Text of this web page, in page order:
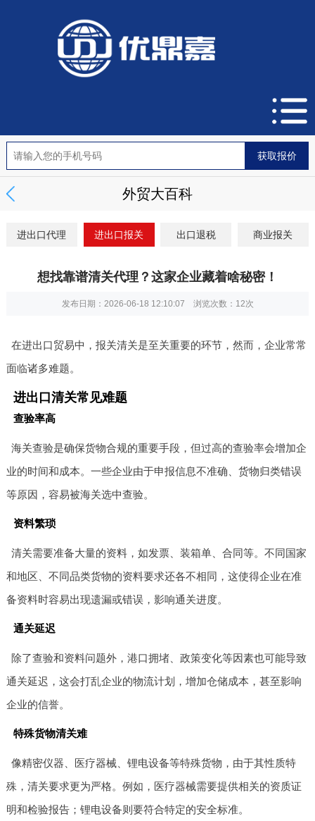
外贸大百科
进出口代理 进出口报关 出口退税 商业报关
想找靠谱清关代理？这家企业藏着啥秘密！
发布日期：2026-06-18 12:10:07 浏览次数： 12次
在进出口贸易中，报关清关是至关重要的环节，然而，企业常常
面临诸多难题。
进出口清关常见难题
查验率高
海关查验是确保货物合规的重要手段，但过高的查验率会增加企
业的时间和成本。一些企业由于申报信息不准确、货物归类错误
等原因，容易被海关选中查验。
资料繁琐
清关需要准备大量的资料，如发票、装箱单、合同等。不同国家
和地区、不同品类货物的资料要求还各不相同，这使得企业在准
备资料时容易出现遗漏或错误，影响通关进度。
通关延迟
除了查验和资料问题外，港口拥堵、政策变化等因素也可能导致
通关延迟，这会打乱企业的物流计划，增加仓储成本，甚至影响
企业的信誉。
特殊货物清关难
像精密仪器、医疗器械、锂电设备等特殊货物，由于其性质特
殊，清关要求更为严格。例如，医疗器械需要提供相关的资质证
明和检验报告；锂电设备则要符合特定的安全标准。